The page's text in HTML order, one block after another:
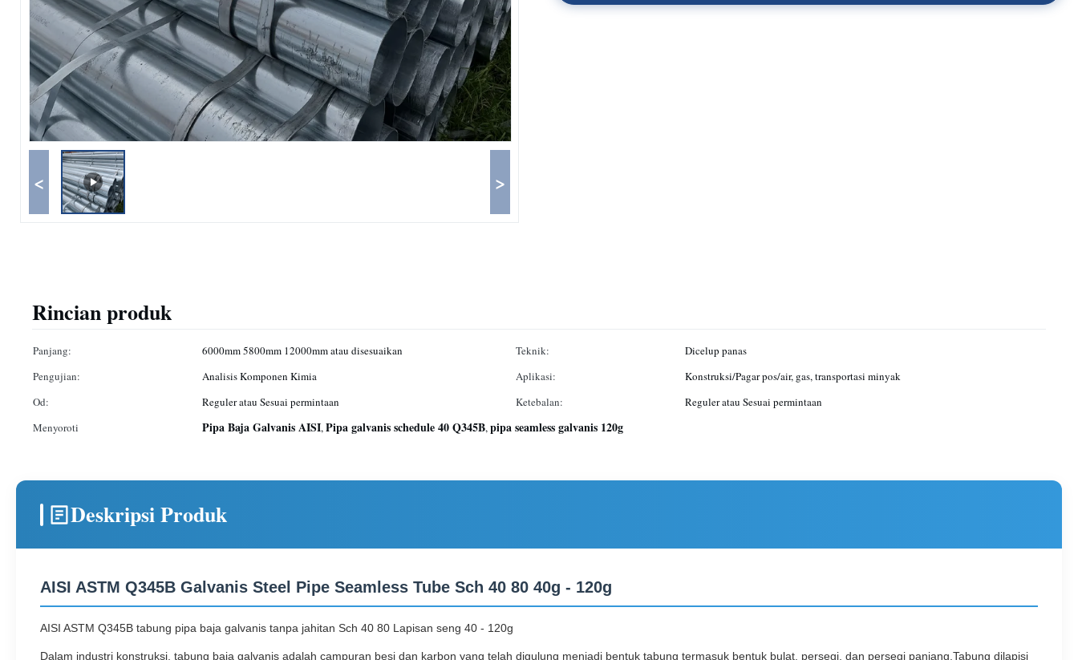
< >
Rincian produk
Panjang: 6000mm 5800mm 12000mm atau disesuaikan Teknik:
Dicelup panas
Pengujian:
Analisis Komponen Kimia Aplikasi:
Konstruksi/Pagar pos/air, gas, transportasi minyak
Od:
Reguler atau Sesuai permintaan Ketebalan:
Reguler atau Sesuai permintaan
Menyoroti
Pipa Baja Galvanis AISI,Pipa galvanis schedule 40 Q345B,pipa seamless galvanis 120g
Deskripsi Produk
AISI ASTM Q345B Galvanis Steel Pipe Seamless Tube Sch 40 80 40g - 120g
AISI ASTM Q345B tabung pipa baja galvanis tanpa jahitan Sch 40 80 Lapisan seng 40 - 120g
Dalam industri konstruksi, tabung baja galvanis adalah campuran besi dan karbon yang telah digulung menjadi bentuk tabung termasuk bentuk bulat, persegi, dan persegi panjang.Tabung dilapisi